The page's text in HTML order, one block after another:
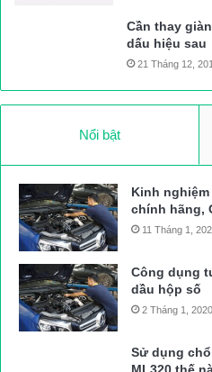
Cần thay
dấu hiệu sau
21 Tháng 12,
Nổi bật
Kinh
chính hãng,
11 Tháng 1,
Công dụng
dầu hộp số
2 Tháng 1, 2020
Sử dụng
ML320 thế